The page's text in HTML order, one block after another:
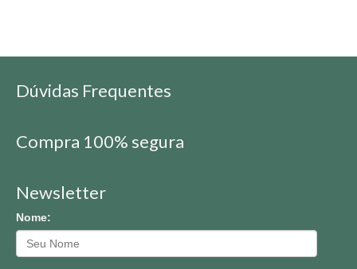
Dúvidas Frequentes
Compra 100% segura
Newsletter
Nome: